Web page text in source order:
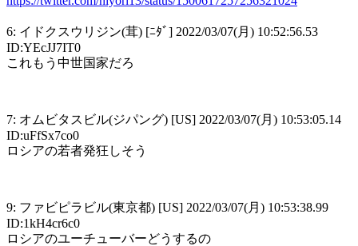
6: イドクスウリジン(茸) [ﾆﾀﾞ] 2022/03/07(月) 10:52:56.53
ID:YEcJJ7IT0
これもう中世国家だろ
7: オムビタスビル(ジパング) [US] 2022/03/07(月) 10:53:05.14
ID:uFfSx7co0
ロシアの若者発狂しそう
9: ファビピラビル(東京都) [US] 2022/03/07(月) 10:53:38.99
ID:1kH4cr6c0
ロシアのユーチューバーどうするの